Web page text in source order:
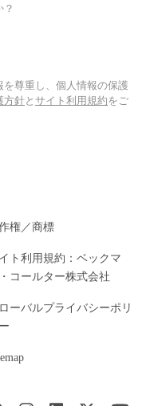
尊重し、個人情報の保護
方針と サイト利用規約をご
権／商標
ト利用規約：ベックマ
コールター株式会社
ーバルプライバシーポリ